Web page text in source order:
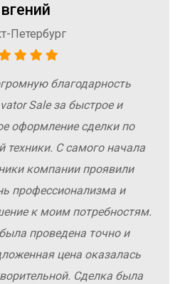
Петербург
благодарность
Sale за быстрое и
оформление сделки по
техники. С самого начала
компании проявили
профессионализма и
к моим потребностям.
проведена точно и
цена оказалась
Сделка была